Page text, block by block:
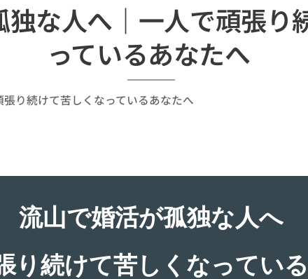
な人へ｜一人で頑張り
っているあなたへ
り続けて苦しくなっているあなたへ
流山で婚活が孤独な人へ
り続けて苦しくなってい